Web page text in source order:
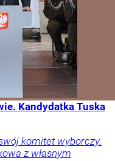
Kandydatka Tuska
komitet wyborczy.
z własnym